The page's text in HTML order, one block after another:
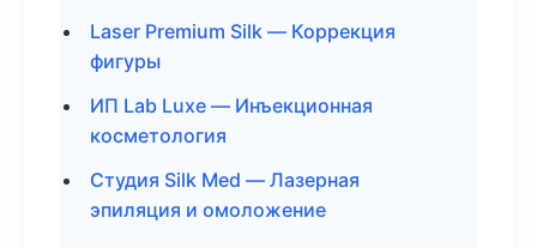
Laser Premium Silk — Коррекция
фигуры
ИП Lab Luxe — Инъекционная
косметология
Студия Silk Med — Лазерная
эпиляция и омоложение